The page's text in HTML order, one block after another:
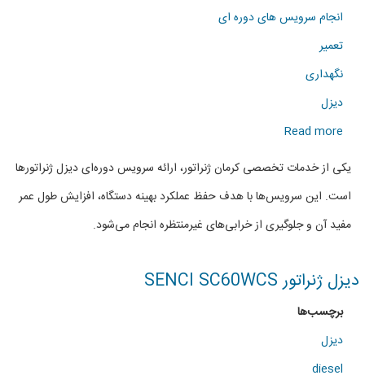
انجام سرویس های دوره ای
تعمیر
نگهداری
دیزل
Read more
about
انجام
سرویس
دوره
دیزل
یکی از خدمات تخصصی کرمان ژنراتور، ارائه سرویس دوره‌ای دیزل ژنراتورها
است. این سرویس‌ها با هدف حفظ عملکرد بهینه دستگاه، افزایش طول عمر
مفید آن و جلوگیری از خرابی‌های غیرمنتظره انجام می‌شود.
دیزل ژنراتور SENCI SC60WCS
برچسب‌ها
دیزل
diesel